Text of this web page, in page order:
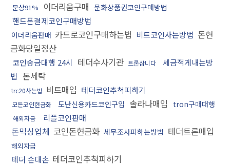
문상91% 이더리움구매 문화상품권코인구매방법
핸드폰결제코인구매방법
이더리움판매 카드로코인구매하는법 비트코인사는방법 돈현
금화당일정산
코인송금대행 24시 테더수사기관 트론삽니다
세금적게내는방
법 돈세탁
trc20사는법 비트매입 테더코인추척피하기
모든코인현금화 도난신용카드코인구입 솔라나매입 tron구매대행
해외자금 리플코인판매
돈믹싱업체 코인돈현금화 세무조사피하는방법 테더트론매입
해외자금
테더 손대손 테더코인추척피하기